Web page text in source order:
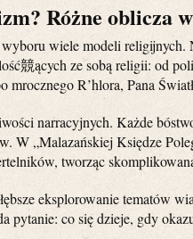
Różne oblicza
wiele modeli
競ących ze sobą religii: od
R’hlora, Pana
narracyjnych. Każde
W „Malazańskiej Księdze
tworząc
eksplorowanie tematów
pytanie: co się dzieje, gdy